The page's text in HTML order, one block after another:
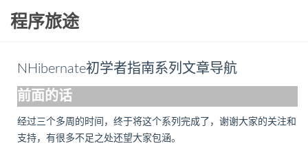
程序旅途
NHibernate初学者指南系列文章导航
前面的话
经过三个多周的时间，终于将这个系列完成了，谢谢大家的关注和
支持，有很多不足之处还望大家包涵。